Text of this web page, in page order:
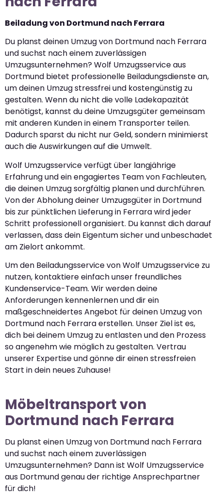
Beiladung von Dortmund nach Ferrara
Du planst deinen Umzug von Dortmund nach Ferrara
und suchst nach einem zuverlässigen
Umzugsunternehmen? Wolf Umzugsservice aus
Dortmund bietet professionelle Beiladungsdienste an,
um deinen Umzug stressfrei und kostengünstig zu
gestalten. Wenn du nicht die volle Ladekapazität
benötigst, kannst du deine Umzugsgüter gemeinsam
mit anderen Kunden in einem Transporter teilen.
Dadurch sparst du nicht nur Geld, sondern minimierst
auch die Auswirkungen auf die Umwelt.
Wolf Umzugsservice verfügt über langjährige
Erfahrung und ein engagiertes Team von Fachleuten,
die deinen Umzug sorgfältig planen und durchführen.
Von der Abholung deiner Umzugsgüter in Dortmund
bis zur pünktlichen Lieferung in Ferrara wird jeder
Schritt professionell organisiert. Du kannst dich darauf
verlassen, dass dein Eigentum sicher und unbeschadet
am Zielort ankommt.
Um den Beiladungsservice von Wolf Umzugsservice zu
nutzen, kontaktiere einfach unser freundliches
Kundenservice-Team. Wir werden deine
Anforderungen kennenlernen und dir ein
maßgeschneidertes Angebot für deinen Umzug von
Dortmund nach Ferrara erstellen. Unser Ziel ist es,
dich bei deinem Umzug zu entlasten und den Prozess
so angenehm wie möglich zu gestalten. Vertrau
unserer Expertise und gönne dir einen stressfreien
Start in dein neues Zuhause!
Möbeltransport von
Dortmund nach Ferrara
Du planst einen Umzug von Dortmund nach Ferrara
und suchst nach einem zuverlässigen
Umzugsunternehmen? Dann ist Wolf Umzugsservice
aus Dortmund genau der richtige Ansprechpartner
für dich!